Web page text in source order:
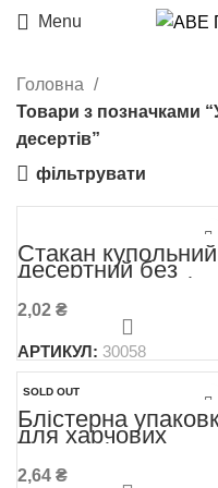
Menu
Головна
Товари з позначками
десертів”
фільтрувати
Стакан купольний
десертний без
кришки (200 мл)
2,02 ₴
АРТИКУЛ: 30058
SOLD OUT
Блістерна
для харчових
продуктів
131*131*79 мм 920
2,64 ₴